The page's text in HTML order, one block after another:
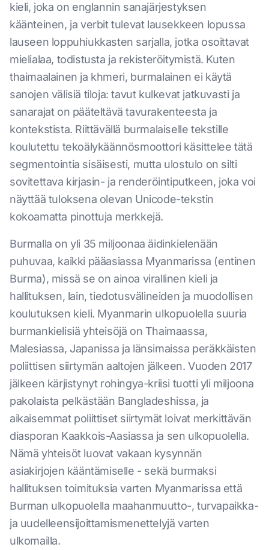
kieli, joka on englannin sanajärjestyksen
käänteinen, ja verbit tulevat lausekkeen lopussa
lauseen loppuhiukkasten sarjalla, jotka osoittavat
mielialaa, todistusta ja rekisteröitymistä. Kuten
thaimaalainen ja khmeri, burmalainen ei käytä
sanojen välisiä tiloja: tavut kulkevat jatkuvasti ja
sanarajat on pääteltävä tavurakenteesta ja
kontekstista. Riittävällä burmalaiselle tekstille
koulutettu tekoälykäännösmoottori käsittelee tätä
segmentointia sisäisesti, mutta ulostulo on silti
sovitettava kirjasin- ja renderöintiputkeen, joka voi
näyttää tuloksena olevan Unicode-tekstin
kokoamatta pinottuja merkkejä.
Burmalla on yli 35 miljoonaa äidinkielenään
puhuvaa, kaikki pääasiassa Myanmarissa (entinen
Burma), missä se on ainoa virallinen kieli ja
hallituksen, lain, tiedotusvälineiden ja muodollisen
koulutuksen kieli. Myanmarin ulkopuolella suuria
burmankielisiä yhteisöjä on Thaimaassa,
Malesiassa, Japanissa ja länsimaissa peräkkäisten
poliittisen siirtymän aaltojen jälkeen. Vuoden 2017
jälkeen kärjistynyt rohingya-kriisi tuotti yli miljoona
pakolaista pelkästään Bangladeshissa, ja
aikaisemmat poliittiset siirtymät loivat merkittävän
diasporan Kaakkois-Aasiassa ja sen ulkopuolella.
Nämä yhteisöt luovat vakaan kysynnän
asiakirjojen kääntämiselle - sekä burmaksi
hallituksen toimituksia varten Myanmarissa että
Burman ulkopuolella maahanmuutto-, turvapaikka-
ja uudelleensijoittamismenettelyjä varten
ulkomailla.